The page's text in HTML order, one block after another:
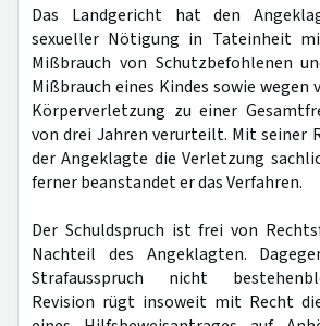
Das Landgericht hat den
sexueller Nötigung in Tateinheit
Mißbrauch von Schutzbefohlenen
Mißbrauch eines Kindes sowie wegen
Körperverletzung zu einer
von drei Jahren verurteilt. Mit seiner
der Angeklagte die Verletzung
ferner beanstandet er das Verfahren.
Der Schuldspruch ist frei von
Nachteil des Angeklagten.
Strafausspruch nicht
Revision rügt insoweit mit Recht